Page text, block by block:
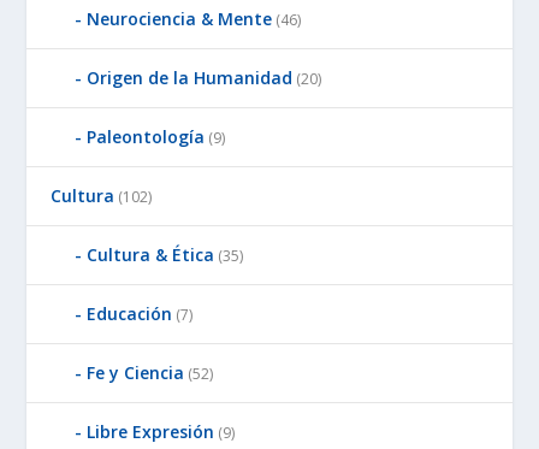
Neurociencia & Mente (46)
Origen de la Humanidad (20)
Paleontología (9)
Cultura (102)
Cultura & Ética (35)
Educación (7)
Fe y Ciencia (52)
Libre Expresión (9)